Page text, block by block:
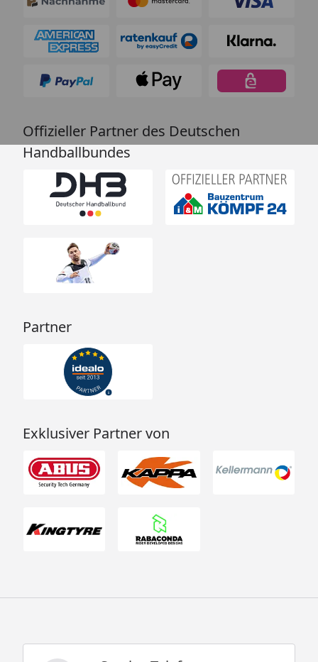
Offizieller Partner des Deutschen
Handballbundes
Partner
Exklusiver Partner von